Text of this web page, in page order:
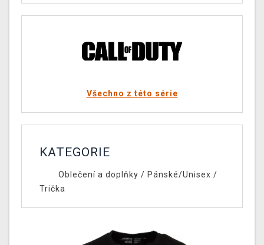
Všechno z této série
KATEGORIE
Oblečení a doplňky / Pánské/Unisex /
Trička